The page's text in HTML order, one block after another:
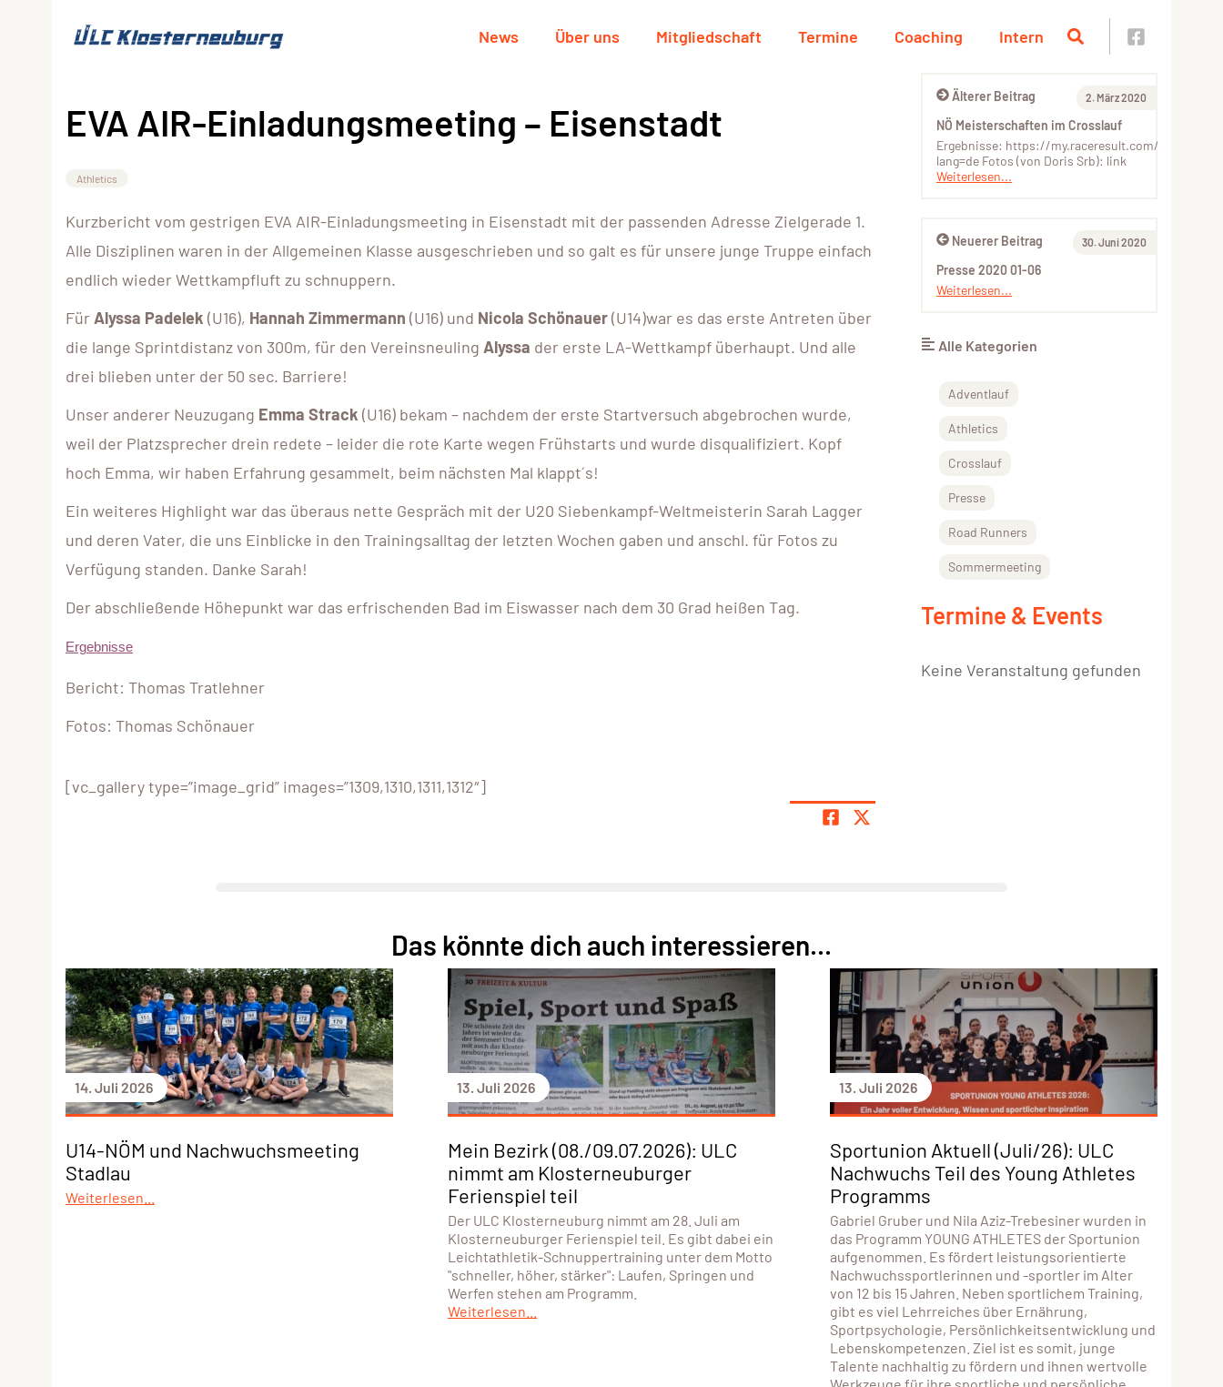
News Über uns Mitgliedschaft Termine Coaching Intern
EVA AIR-Einladungsmeeting – Eisenstadt
Athletics
Kurzbericht vom gestrigen EVA AIR-Einladungsmeeting in Eisenstadt mit der passenden Adresse Zielgerade 1.
Alle Disziplinen waren in der Allgemeinen Klasse ausgeschrieben und so galt es für unsere junge Truppe einfach
endlich wieder Wettkampfluft zu schnuppern.
Für Alyssa Padelek (U16), Hannah Zimmermann (U16) und Nicola Schönauer(U14)war es das erste Antreten über
die lange Sprintdistanz von 300m, für den Vereinsneuling Alyssa der erste LA-Wettkampf überhaupt. Und alle
drei blieben unter der 50 sec. Barriere!
Unser anderer Neuzugang Emma Strack (U16) bekam – nachdem der erste Startversuch abgebrochen wurde,
weil der Platzsprecher drein redete – leider die rote Karte wegen Frühstarts und wurde disqualifiziert. Kopf
hoch Emma, wir haben Erfahrung gesammelt, beim nächsten Mal klappt´s!
Ein weiteres Highlight war das überaus nette Gespräch mit der U20 Siebenkampf-Weltmeisterin Sarah Lagger
und deren Vater, die uns Einblicke in den Trainingsalltag der letzten Wochen gaben und anschl. für Fotos zu
Verfügung standen. Danke Sarah!
Der abschließende Höhepunkt war das erfrischenden Bad im Eiswasser nach dem 30 Grad heißen Tag.
Ergebnisse
Bericht: Thomas Tratlehner
Fotos: Thomas Schönauer
[vc_gallery type=”image_grid” images=”1309,1310,1311,1312″]
Älterer Beitrag 2. März 2020
NÖ Meisterschaften im Crosslauf
Ergebnisse: https://my.raceresult.com/119253/?
lang=de Fotos (von Doris Srb): link
Weiterlesen...
Neuerer Beitrag 30. Juni 2020
Presse 2020 01-06
Weiterlesen...
Alle Kategorien
Adventlauf
Athletics
Crosslauf
Presse
Road Runners
Sommermeeting
Termine & Events
Keine Veranstaltung gefunden
Das könnte dich auch interessieren...
14. Juli 2026
U14-NÖM und Nachwuchsmeeting
Stadlau
Weiterlesen...
13. Juli 2026
Mein Bezirk (08./09.07.2026): ULC
nimmt am Klosterneuburger
Ferienspiel teil
Der ULC Klosterneuburg nimmt am 28. Juli am
Klosterneuburger Ferienspiel teil. Es gibt dabei ein
Leichtathletik-Schnuppertraining unter dem Motto
"schneller, höher, stärker": Laufen, Springen und
Werfen stehen am Programm.
Weiterlesen...
13. Juli 2026
Sportunion Aktuell (Juli/26): ULC
Nachwuchs Teil des Young Athletes
Programms
Gabriel Gruber und Nila Aziz-Trebesiner wurden in
das Programm YOUNG ATHLETES der Sportunion
aufgenommen. Es fördert leistungsorientierte
Nachwuchssportlerinnen und -sportler im Alter
von 12 bis 15 Jahren. Neben sportlichem Training,
gibt es viel Lehrreiches über Ernährung,
Sportpsychologie, Persönlichkeitsentwicklung und
Lebenskompetenzen. Ziel ist es somit, junge
Talente nachhaltig zu fördern und ihnen wertvolle